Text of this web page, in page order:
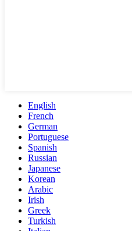
English
French
German
Portuguese
Spanish
Russian
Japanese
Korean
Arabic
Irish
Greek
Turkish